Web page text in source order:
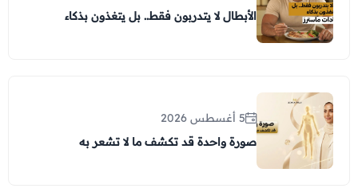
الأبطال لا يتدربون فقط.. بل يتغذون بذكاء
5 أغسطس 2026
صورة واحدة قد تكشف ما لا تشعر به